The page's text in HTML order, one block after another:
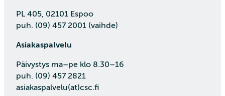
PL 405, 02101 Espoo
puh. (09) 457 2001 (vaihde)
Asiakaspalvelu
Päivystys ma–pe klo 8.30–16
puh. (09) 457 2821
asiakaspalvelu(at)csc.fi